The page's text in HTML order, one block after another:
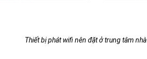
Thiết bị phát wifi nên đặt ở trung tâm nhà